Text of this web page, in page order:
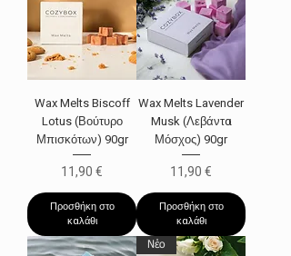
Wax Melts Biscoff
Lotus (Βούτυρο
Μπισκότων) 90gr
Τιμή
11,90 €
Προσθήκη στο
καλάθι
Wax Melts Lavender
Musk (Λεβάντα
Μόσχος) 90gr
Τιμή
11,90 €
Προσθήκη στο
καλάθι
Νέο